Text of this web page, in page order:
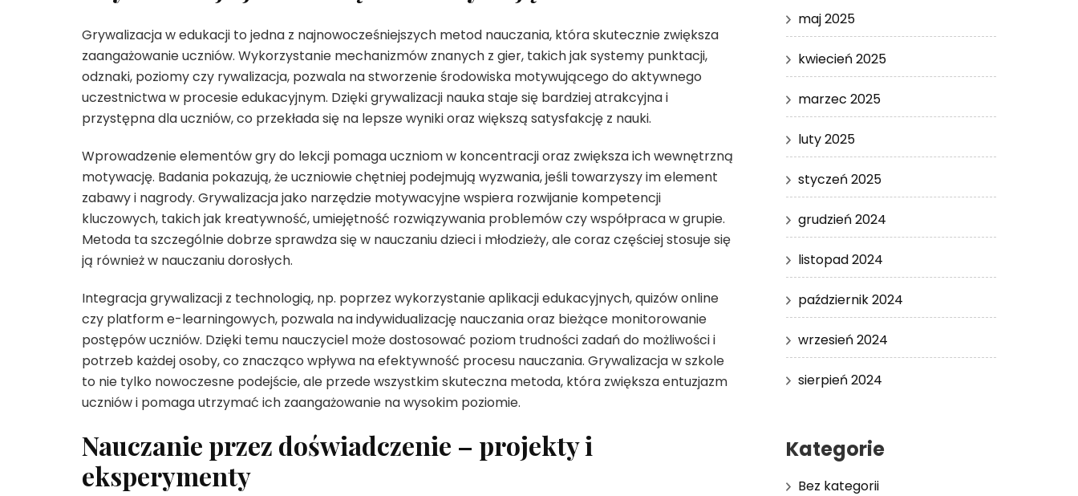
Grywalizacja w edukacji to jedna z najnowocześniejszych metod nauczania, która skutecznie zwiększa
zaangażowanie uczniów. Wykorzystanie mechanizmów znanych z gier, takich jak systemy punktacji,
odznaki, poziomy czy rywalizacja, pozwala na stworzenie środowiska motywującego do aktywnego
uczestnictwa w procesie edukacyjnym. Dzięki grywalizacji nauka staje się bardziej atrakcyjna i
przystępna dla uczniów, co przekłada się na lepsze wyniki oraz większą satysfakcję z nauki.
Wprowadzenie elementów gry do lekcji pomaga uczniom w koncentracji oraz zwiększa ich wewnętrzną
motywację. Badania pokazują, że uczniowie chętniej podejmują wyzwania, jeśli towarzyszy im element
zabawy i nagrody. Grywalizacja jako narzędzie motywacyjne wspiera rozwijanie kompetencji
kluczowych, takich jak kreatywność, umiejętność rozwiązywania problemów czy współpraca w grupie.
Metoda ta szczególnie dobrze sprawdza się w nauczaniu dzieci i młodzieży, ale coraz częściej stosuje się
ją również w nauczaniu dorosłych.
Integracja grywalizacji z technologią, np. poprzez wykorzystanie aplikacji edukacyjnych, quizów online
czy platform e-learningowych, pozwala na indywidualizację nauczania oraz bieżące monitorowanie
postępów uczniów. Dzięki temu nauczyciel może dostosować poziom trudności zadań do możliwości i
potrzeb każdej osoby, co znacząco wpływa na efektywność procesu nauczania. Grywalizacja w szkole
to nie tylko nowoczesne podejście, ale przede wszystkim skuteczna metoda, która zwiększa entuzjazm
uczniów i pomaga utrzymać ich zaangażowanie na wysokim poziomie.
Nauczanie przez doświadczenie – projekty i
eksperymenty
maj 2025
kwiecień 2025
marzec 2025
luty 2025
styczeń 2025
grudzień 2024
listopad 2024
październik 2024
wrzesień 2024
sierpień 2024
Kategorie
Bez kategorii